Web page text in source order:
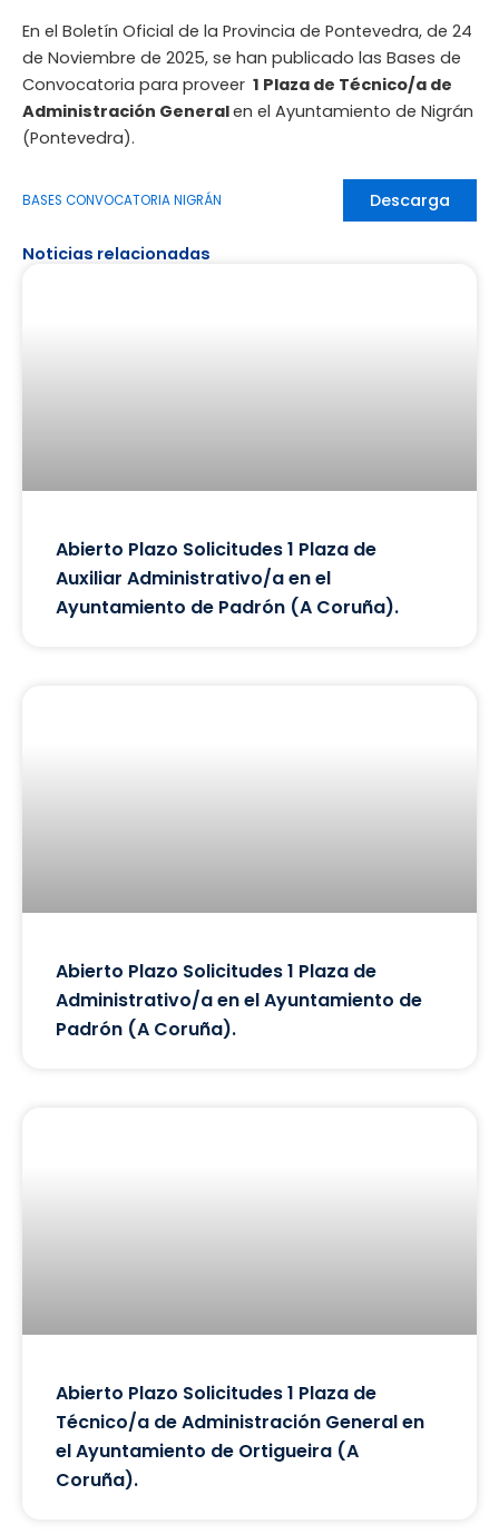
En el Boletín Oficial de la Provincia de Pontevedra, de 24
de Noviembre de 2025, se han publicado las Bases de
Convocatoria para proveer 1 Plaza de Técnico/a de
Administración Generalen el Ayuntamiento de Nigrán
(Pontevedra).
BASES CONVOCATORIA NIGRÁN Descarga
Noticias relacionadas
Abierto Plazo Solicitudes 1 Plaza de
Auxiliar Administrativo/a en el
Ayuntamiento de Padrón (A Coruña).
Abierto Plazo Solicitudes 1 Plaza de
Administrativo/a en el Ayuntamiento de
Padrón (A Coruña).
Abierto Plazo Solicitudes 1 Plaza de
Técnico/a de Administración General en
el Ayuntamiento de Ortigueira (A
Coruña).